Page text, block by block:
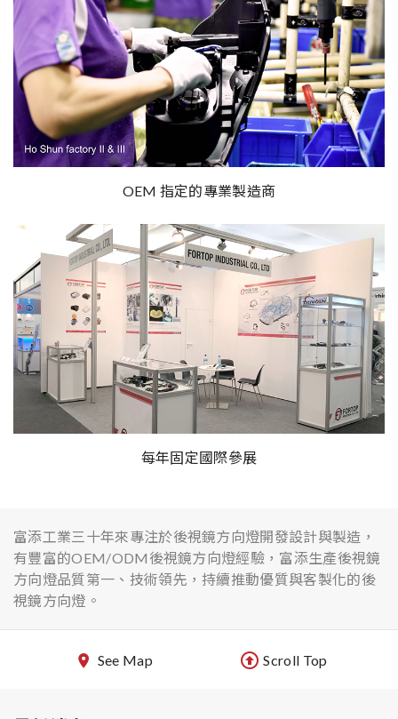
OEM 指定的專業製造商
每年固定國際參展
富添工業三十年來專注於後視鏡方向燈開發設計與製造，
有豐富的OEM/ODM後視鏡方向燈經驗，富添生產後視鏡
方向燈品質第一、技術領先，持續推動優質與客製化的後
視鏡方向燈。
See Map Scroll Top